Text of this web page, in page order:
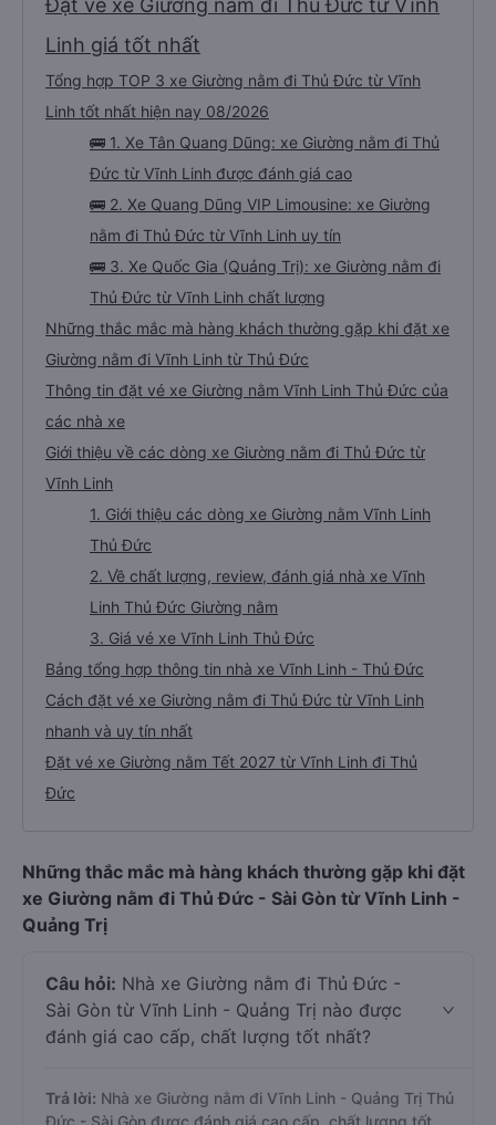
Đặt vé xe Giường nằm đi Thủ Đức từ Vĩnh
Linh giá tốt nhất
Tổng hợp TOP 3 xe Giường nằm đi Thủ Đức từ Vĩnh
Linh tốt nhất hiện nay 08/2026
🚌 1. Xe Tân Quang Dũng: xe Giường nằm đi Thủ
Đức từ Vĩnh Linh được đánh giá cao
🚌 2. Xe Quang Dũng VIP Limousine: xe Giường
nằm đi Thủ Đức từ Vĩnh Linh uy tín
🚌 3. Xe Quốc Gia (Quảng Trị): xe Giường nằm đi
Thủ Đức từ Vĩnh Linh chất lượng
Những thắc mắc mà hàng khách thường gặp khi đặt xe
Giường nằm đi Vĩnh Linh từ Thủ Đức
Thông tin đặt vé xe Giường nằm Vĩnh Linh Thủ Đức của
các nhà xe
Giới thiệu về các dòng xe Giường nằm đi Thủ Đức từ
Vĩnh Linh
1. Giới thiệu các dòng xe Giường nằm Vĩnh Linh
Thủ Đức
2. Về chất lượng, review, đánh giá nhà xe Vĩnh
Linh Thủ Đức Giường nằm
3. Giá vé xe Vĩnh Linh Thủ Đức
Bảng tổng hợp thông tin nhà xe Vĩnh Linh - Thủ Đức
Cách đặt vé xe Giường nằm đi Thủ Đức từ Vĩnh Linh
nhanh và uy tín nhất
Đặt vé xe Giường nằm Tết 2027 từ Vĩnh Linh đi Thủ
Đức
Những thắc mắc mà hàng khách thường gặp khi đặt
xe Giường nằm đi Thủ Đức - Sài Gòn từ Vĩnh Linh -
Quảng Trị
Câu hỏi: Nhà xe Giường nằm đi Thủ Đức -
Sài Gòn từ Vĩnh Linh - Quảng Trị nào được
đánh giá cao cấp, chất lượng tốt nhất?
Trả lời: Nhà xe Giường nằm đi Vĩnh Linh - Quảng Trị Thủ
Đức - Sài Gòn được đánh giá cao cấp, chất lượng tốt